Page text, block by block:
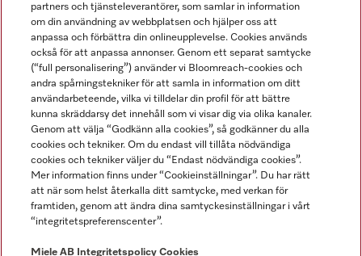
Miele AB
Allmänna villkor
Användarvillkor
Miele tillgänglighetsförklaring
Lagen om digitala tjänster
Miele på LinkedIn
Miele på Facebook
Miele på Instagram
Miele på Youtube
partners och tjänsteleverantörer, som samlar in information
om din användning av webbplatsen och hjälper oss att
anpassa och förbättra din onlineupplevelse. Cookies används
också för att anpassa annonser. Genom ett separat samtycke
(“full personalisering”) använder vi Bloomreach-cookies och
andra spårningstekniker för att samla in information om ditt
användarbeteende, vilka vi tilldelar din profil för att bättre
kunna skräddarsy det innehåll som vi visar dig via olika kanaler.
Genom att välja “Godkänn alla cookies”, så godkänner du alla
cookies och tekniker. Om du endast vill tillåta nödvändiga
cookies och tekniker väljer du “Endast nödvändiga cookies”.
Mer information finns under “Cookieinställningar”. Du har rätt
att när som helst återkalla ditt samtycke, med verkan för
framtiden, genom att ändra dina samtyckesinställningar i vårt
“integritetspreferenscenter”.
Miele AB Integritetspolicy Cookies